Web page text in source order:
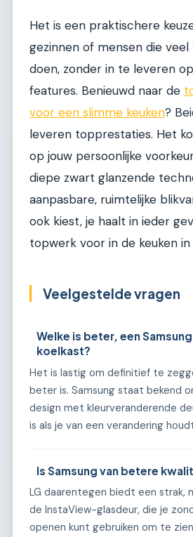
Het is een praktischere
gezinnen of mensen die
doen, zonder in te leveren
features. Benieuwd naar de
voor een slimme keuken?
leveren topprestaties. Het
op jouw persoonlijke
diepe zwart glanzende
aanpasbare, ruimtelijke
ook kiest, je haalt in ieder
topwerk voor in de keuken in
Veelgestelde vragen
Welke is beter, een
koelkast?
Het is lastig om definitief te
beter is. Samsung staat bekend
design met kleurveranderende
is als je van een verandering
Is Samsung van betere
LG daarentegen biedt een strak,
de InstaView-glasdeur, die je
openen kunt gebruiken om te